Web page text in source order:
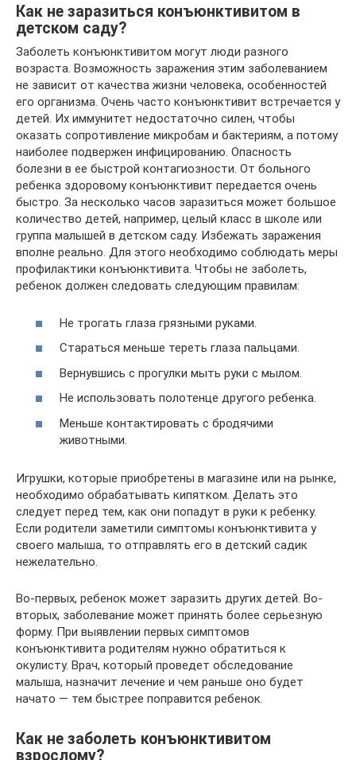
Как не заразиться конъюнктивитом в
детском саду?
Заболеть конъюнктивитом могут люди разного
возраста. Возможность заражения этим заболеванием
не зависит от качества жизни человека, особенностей
его организма. Очень часто конъюнктивит встречается у
детей. Их иммунитет недостаточно силен, чтобы
оказать сопротивление микробам и бактериям, а потому
наиболее подвержен инфицированию. Опасность
болезни в ее быстрой контагиозности. От больного
ребенка здоровому конъюнктивит передается очень
быстро. За несколько часов заразиться может большое
количество детей, например, целый класс в школе или
группа малышей в детском саду. Избежать заражения
вполне реально. Для этого необходимо соблюдать меры
профилактики конъюнктивита. Чтобы не заболеть,
ребенок должен следовать следующим правилам:
Не трогать глаза грязными руками.
Стараться меньше тереть глаза пальцами.
Вернувшись с прогулки мыть руки с мылом.
Не использовать полотенце другого ребенка.
Меньше контактировать с бродячими
животными.
Игрушки, которые приобретены в магазине или на рынке,
необходимо обрабатывать кипятком. Делать это
следует перед тем, как они попадут в руки к ребенку.
Если родители заметили симптомы конъюнктивита у
своего малыша, то отправлять его в детский садик
нежелательно.
Во-первых, ребенок может заразить других детей. Во-
вторых, заболевание может принять более серьезную
форму. При выявлении первых симптомов
конъюнктивита родителям нужно обратиться к
окулисту. Врач, который проведет обследование
малыша, назначит лечение и чем раньше оно будет
начато — тем быстрее поправится ребенок.
Как не заболеть конъюнктивитом
взрослому?